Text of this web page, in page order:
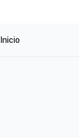
Inicio